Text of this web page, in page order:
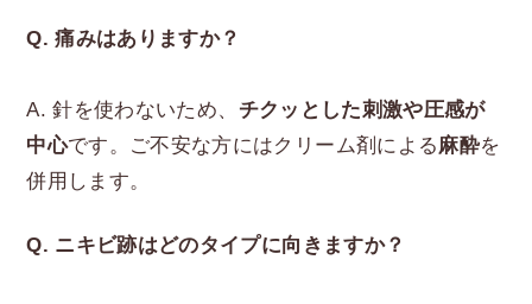
Q. 痛みはありますか？
A. 針を使わないため、 チクッとした刺激や圧感が
中心です。ご不安な方にはクリーム剤による麻酔を
併用します。
Q. ニキビ跡はどのタイプに向きますか？